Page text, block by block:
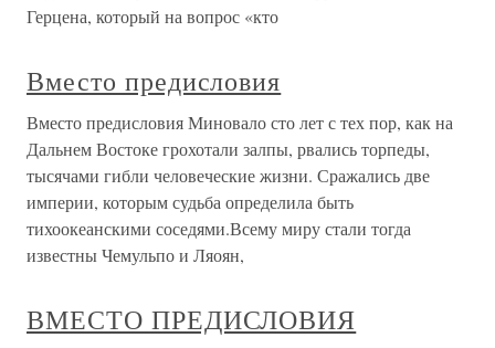
Герцена, который на вопрос «кто
Вместо предисловия
Вместо предисловия Миновало сто лет с тех пор, как на
Дальнем Востоке грохотали залпы, рвались торпеды,
тысячами гибли человеческие жизни. Сражались две
империи, которым судьба определила быть
тихоокеанскими соседями.Всему миру стали тогда
известны Чемульпо и Ляоян,
ВМЕСТО ПРЕДИСЛОВИЯ